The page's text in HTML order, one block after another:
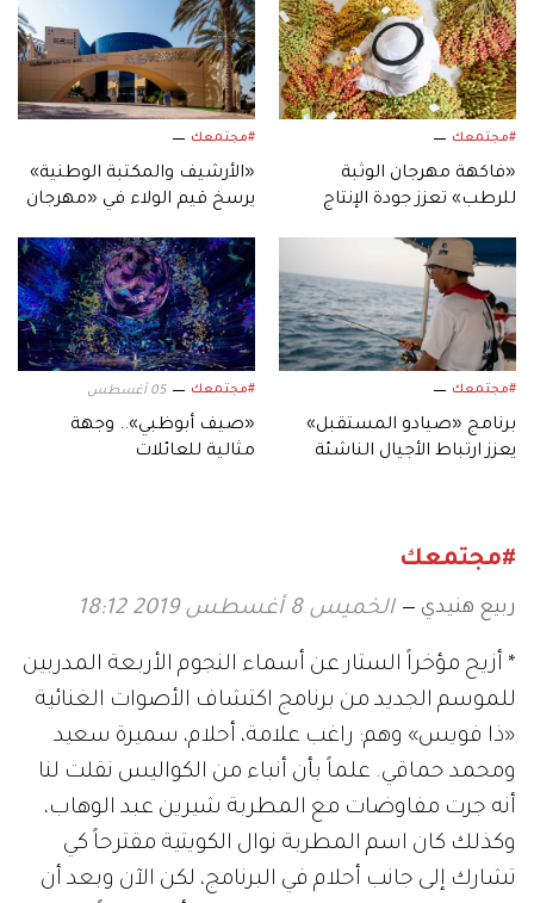
#مجتمعك
«فاكهة مهرجان الوثبة
للرطب» تعزز جودة الإنتاج
#مجتمعك
«الأرشيف والمكتبة الوطنية»
يرسخ قيم الولاء في «مهرجان
#مجتمعك
برنامج «صيادو المستقبل»
يعزز ارتباط الأجيال الناشئة
#مجتمعك 05 أغسطس
«صيف أبوظبي».. وجهة
مثالية للعائلات
#مجتمعك
ربيع هنيدي الخميس 8 أغسطس 2019 18:12
* أزيح مؤخراً الستار عن أسماء النجوم الأربعة المدربين
للموسم الجديد من برنامج اكتشاف الأصوات الغنائية
«ذا فويس» وهم: راغب علامة، أحلام، سميرة سعيد
ومحمد حماقي. علماً بأن أنباء من الكواليس نقلت لنا
أنه جرت مفاوضات مع المطربة شيرين عبد الوهاب،
وكذلك كان اسم المطربة نوال الكويتية مقترحاً كي
تشارك إلى جانب أحلام في البرنامج، لكن الآن وبعد أن